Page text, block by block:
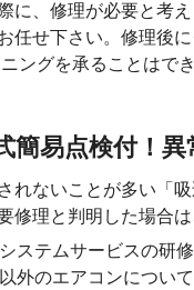
に、修理が必要と考
任せ下さい。修理後に
ングを承ることはでき
簡易点検付！
れないことが多い「
修理と判明した場合
ステムサービスの研
外のエアコンについ